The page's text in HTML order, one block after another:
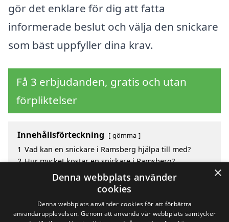
gör det enklare för dig att fatta
informerade beslut och välja den snickare
som bäst uppfyller dina krav.
Få 3 erbjudanden, gratis och utan
förpliktelser
Innehållsförteckning gömma
1 Vad kan en snickare i Ramsberg hjälpa till med?
2 Hur mycket kostar en snickare i Ramsberg?
Fördelar med att välja snickare i Ramsberg
Sök efter en skicklig snickare i de omgivande
×
Denna webbplats använder
cookies
Denna webbplats använder cookies för att förbättra
användarupplevelsen. Genom att använda vår webbplats samtycker